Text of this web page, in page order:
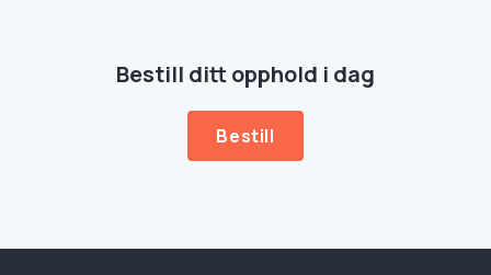
Bestill ditt opphold i dag
Bestill